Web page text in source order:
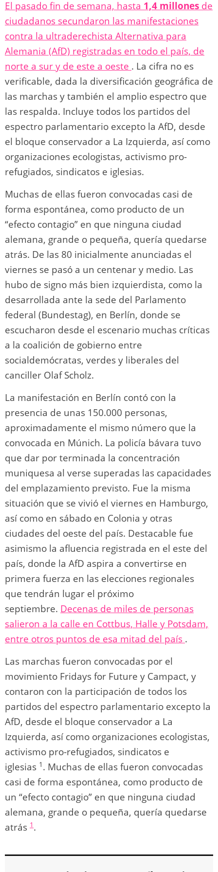
o
n
m p
p
o
o
k
n
k
tir
El pasado fin de semana, hasta 1,4 millones de
ciudadanos secundaron las manifestaciones
contra la ultraderechista Alternativa para
Alemania (AfD) registradas en todo el país, de
norte a sur y de este a oeste . La cifra no es
verificable, dada la diversificación geográfica de
las marchas y también el amplio espectro que
las respalda. Incluye todos los partidos del
espectro parlamentario excepto la AfD, desde
el bloque conservador a La Izquierda, así como
organizaciones ecologistas, activismo pro-
refugiados, sindicatos e iglesias.
Muchas de ellas fueron convocadas casi de
forma espontánea, como producto de un
“efecto contagio” en que ninguna ciudad
alemana, grande o pequeña, quería quedarse
atrás. De las 80 inicialmente anunciadas el
viernes se pasó a un centenar y medio. Las
hubo de signo más bien izquierdista, como la
desarrollada ante la sede del Parlamento
federal (Bundestag), en Berlín, donde se
escucharon desde el escenario muchas críticas
a la coalición de gobierno entre
socialdemócratas, verdes y liberales del
canciller Olaf Scholz.
La manifestación en Berlín contó con la
presencia de unas 150.000 personas,
aproximadamente el mismo número que la
convocada en Múnich. La policía bávara tuvo
que dar por terminada la concentración
muniquesa al verse superadas las capacidades
del emplazamiento previsto. Fue la misma
situación que se vivió el viernes en Hamburgo,
así como en sábado en Colonia y otras
ciudades del oeste del país. Destacable fue
asimismo la afluencia registrada en el este del
país, donde la AfD aspira a convertirse en
primera fuerza en las elecciones regionales
que tendrán lugar el próximo
septiembre. Decenas de miles de personas
salieron a la calle en Cottbus, Halle y Potsdam,
entre otros puntos de esa mitad del país .
Las marchas fueron convocadas por el
movimiento Fridays for Future y Campact, y
contaron con la participación de todos los
partidos del espectro parlamentario excepto la
AfD, desde el bloque conservador a La
Izquierda, así como organizaciones ecologistas,
activismo pro-refugiados, sindicatos e
iglesias 1 . Muchas de ellas fueron convocadas
casi de forma espontánea, como producto de
un “efecto contagio” en que ninguna ciudad
alemana, grande o pequeña, quería quedarse
atrás 1 .